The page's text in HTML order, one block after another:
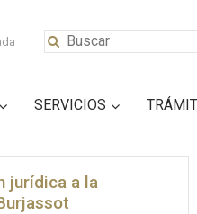
SERVICIOS
jurídica a la